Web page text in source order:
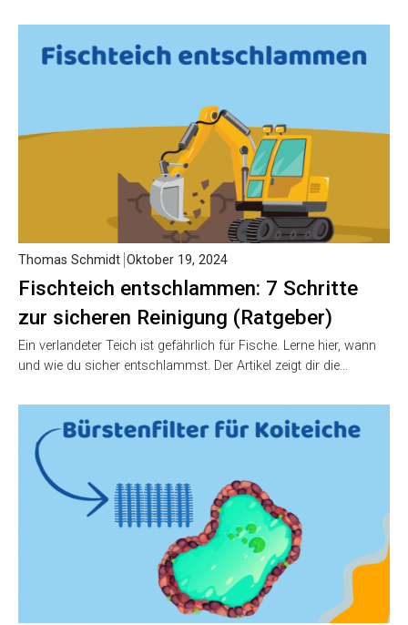
Fischteich entschlammen: 7 Schritte
zur sicheren Reinigung (Ratgeber)
Thomas Schmidt Oktober 19, 2024
Ein verlandeter Teich ist gefährlich für Fische. Lerne hier, wann
und wie du sicher entschlammst. Der Artikel zeigt dir die…